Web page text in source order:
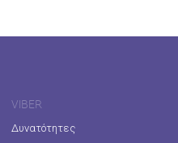
VIBER
Δυνατότητες